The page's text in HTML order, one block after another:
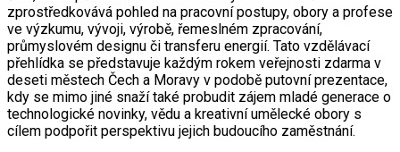
zprostředkovává pohled na pracovní postupy, obory a profese
ve výzkumu, vývoji, výrobě, řemeslném zpracování,
průmyslovém designu či transferu energií. Tato vzdělávací
přehlídka se představuje každým rokem veřejnosti zdarma v
deseti městech Čech a Moravy v podobě putovní prezentace,
kdy se mimo jiné snaží také probudit zájem mladé generace o
technologické novinky, vědu a kreativní umělecké obory s
cílem podpořit perspektivu jejich budoucího zaměstnání.